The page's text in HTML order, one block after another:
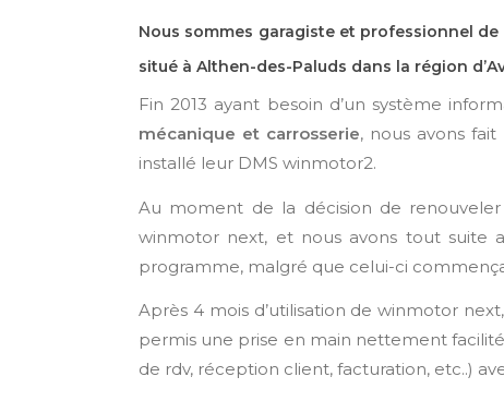
Nous sommes garagiste et professionnel
situé à Althen-des-Paluds dans la région
Fin 2013 ayant besoin d’un système
mécanique et carrosserie, nous avons
installé leur DMS winmotor2.
Au moment de la décision de
winmotor next, et nous avons tout suite
programme, malgré que celui-ci
Après 4 mois d’utilisation de winmotor
permis une prise en main nettement
de rdv, réception client, facturation, etc..)